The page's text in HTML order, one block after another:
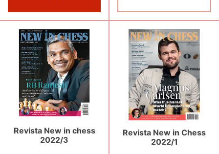
Revista New in chess
2022/3
Revista New in Chess
2022/1